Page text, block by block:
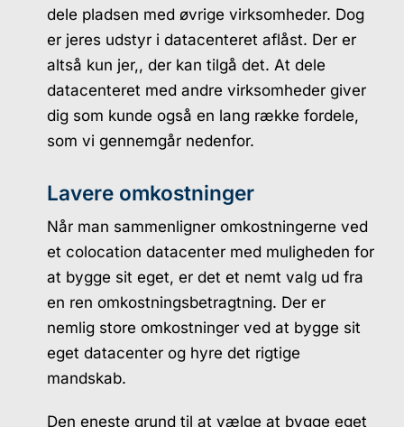
dele pladsen med øvrige virksomheder. Dog
er jeres udstyr i datacenteret aflåst. Der er
altså kun jer,, der kan tilgå det. At dele
datacenteret med andre virksomheder giver
dig som kunde også en lang række fordele,
som vi gennemgår nedenfor.
Lavere omkostninger
Når man sammenligner omkostningerne ved
et colocation datacenter med muligheden for
at bygge sit eget, er det et nemt valg ud fra
en ren omkostningsbetragtning. Der er
nemlig store omkostninger ved at bygge sit
eget datacenter og hyre det rigtige
mandskab.
Den eneste grund til at vælge at bygge eget